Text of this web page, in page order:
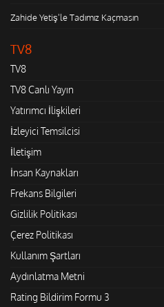
Zahide Yetiş'le Tadımız Kaçmasın
TV8
TV8
TV8 Canlı Yayın
Yatırımcı İlişkileri
İzleyici Temsilcisi
İletişim
İnsan Kaynakları
Frekans Bilgileri
Gizlilik Politikası
Çerez Politikası
Kullanım Şartları
Aydınlatma Metni
Rating Bildirim Formu 3